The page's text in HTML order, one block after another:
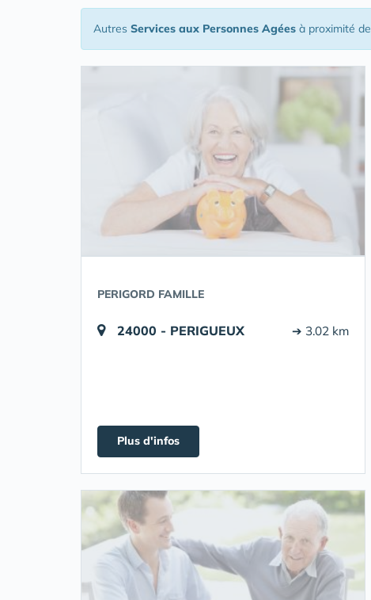
Autres Services aux Personnes Agées à proximité de
PERIGORD FAMILLE
24000 - PERIGUEUX ➔ 3.02 km
Plus d'infos